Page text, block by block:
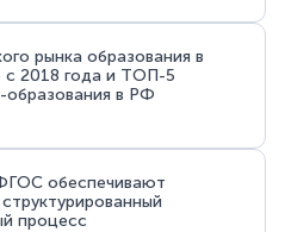
рынка образования в
с 2018 года и ТОП-5
образования в РФ
обеспечивают
процесс